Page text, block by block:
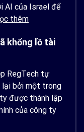
AI của Israel để
thêm
khổng lồ tài
RegTech tự
lại bởi một trong
ty được thành lập
của công ty